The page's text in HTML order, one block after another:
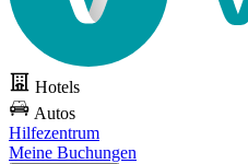
Hotels
Autos
Hilfezentrum
Meine Buchungen